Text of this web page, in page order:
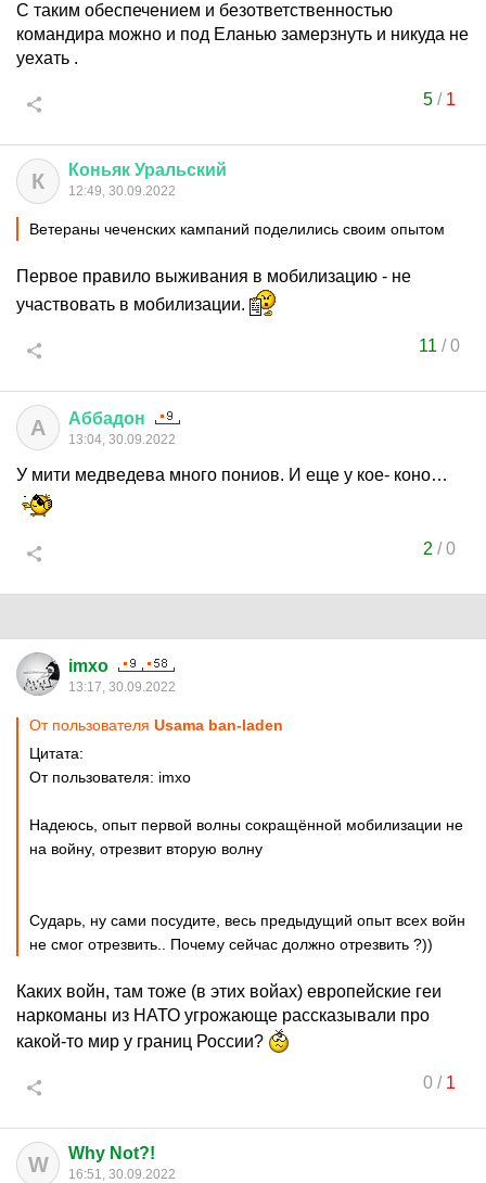
С таким обеспечением и безответственностью
командира можно и под Еланью замерзнуть и никуда не
уехать .
5/ 1
К Коньяк Уральский
12:49, 30.09.2022
Ветераны чеченских кампаний поделились своим опытом
Первое правило выживания в мобилизацию - не
участвовать в мобилизации.
11 /0
А Аббадон
13:04, 30.09.2022
У мити медведева много пониов. И еще у кое- коно…
2 /0
imxo
13:17, 30.09.2022
От пользователя Usama ban-laden
Цитата:
От пользователя: imxo
Надеюсь, опыт первой волны сокращённой мобилизации не
на войну, отрезвит вторую волну
Сударь, ну сами посудите, весь предыдущий опыт всех войн
не смог отрезвить.. Почему сейчас должно отрезвить ?))
Каких войн, там тоже (в этих войах) европейские геи
наркоманы из НАТО угрожающе рассказывали про
какой-то мир у границ России?
0/ 1
W Why Not?!
16:51, 30.09.2022